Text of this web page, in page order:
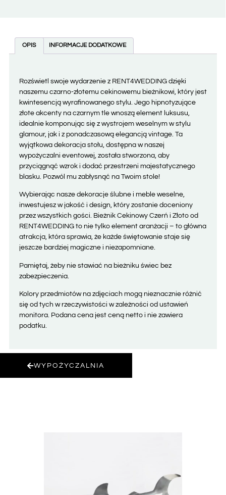
OPIS INFORMACJE DODATKOWE
Rozświetl swoje wydarzenie z RENT4WEDDING dzięki
naszemu czarno-złotemu cekinowemu bieżnikowi, który jest
kwintesencją wyrafinowanego stylu. Jego hipnotyzujące
złote akcenty na czarnym tle wnoszą element luksusu,
idealnie komponując się z wystrojem weselnym w stylu
glamour, jak i z ponadczasową elegancją vintage. Ta
wyjątkowa dekoracja stołu, dostępna w naszej
wypożyczalni eventowej, została stworzona, aby
przyciągnąć wzrok i dodać przestrzeni majestatycznego
blasku. Pozwól mu zabłysnąć na Twoim stole!
Wybierając nasze dekoracje ślubne i meble weselne,
inwestujesz w jakość i design, który zostanie doceniony
przez wszystkich gości. Bieżnik Cekinowy Czerń i Złoto od
RENT4WEDDING to nie tylko element aranżacji – to główna
atrakcja, która sprawia, że każde świętowanie staje się
jeszcze bardziej magiczne i niezapomniane.
Pamiętaj, żeby nie stawiać na bieżniku świec bez
zabezpieczenia.
Kolory przedmiotów na zdjęciach mogą nieznacznie różnić
się od tych w rzeczywistości w zależności od ustawień
monitora. Podana cena jest ceną netto i nie zawiera
podatku.
WYPOŻYCZALNIA